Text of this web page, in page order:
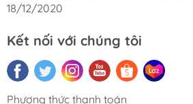
18/12/2020
Kết nối với chúng tôi
Phương thức thanh toán